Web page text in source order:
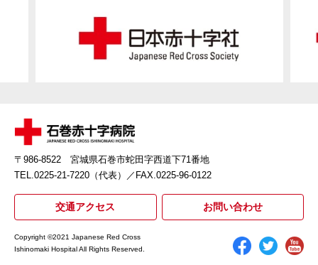
〒986-8522 宮城県石巻市蛇田字西道下71番地
TEL.0225-21-7220（代表）
／FAX.0225-96-0122
交通アクセス お問い合わせ
Copyright ©2021 Japanese Red Cross
Ishinomaki Hospital All Rights Reserved.